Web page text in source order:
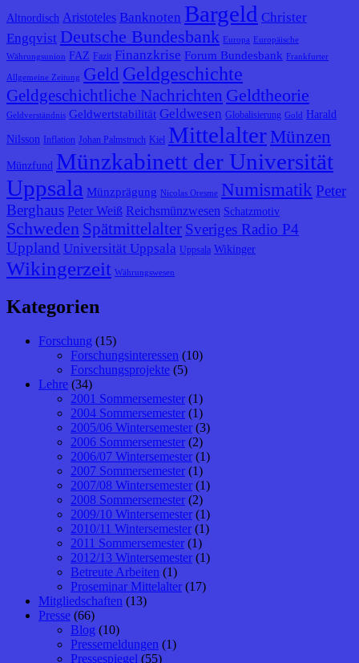
Altnordisch Aristoteles Banknoten Bargeld Christer
Engqvist Deutsche Bundesbank Europa
Europäische
Währungsunion
FAZ Fazit Finanzkrise Forum Bundesbank Frankfurter
Allgemeine Zeitung Geld Geldgeschichte
Geldgeschichtliche Nachrichten Geldtheorie
Geldverständnis Geldwertstabilität Geldwesen Globalisierung Gold Harald
Nilsson Inflation Johan Palmstruch Kiel Mittelalter Münzen
Münzfund Münzkabinett der Universität
Uppsala Münzprägung Nicolas Oresme Numismatik Peter
Berghaus Peter Weiß Reichsmünzwesen Schatzmotiv
Schweden Spätmittelalter Sveriges Radio P4
Uppland Universität Uppsala Uppsala Wikinger
Wikingerzeit Währungswesen
Kategorien
Forschung (15)
Forschungsinteressen (10)
Forschungsprojekte (5)
Lehre (34)
2001 Sommersemester (1)
2004 Sommersemester (1)
2005/06 Wintersemester (3)
2006 Sommersemester (2)
2006/07 Wintersemester (1)
2007 Sommersemester (1)
2007/08 Wintersemester (1)
2008 Sommersemester (2)
2009/10 Wintersemester (1)
2010/11 Wintersemester (1)
2011 Sommersemester (1)
2012/13 Wintersemester (1)
Betreute Arbeiten (1)
Proseminar Mittelalter (17)
Mitgliedschaften (13)
Presse (66)
Blog (10)
Pressemeldungen (1)
Pressespiegel (55)